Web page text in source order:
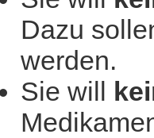
Dazu
werden.
Sie will